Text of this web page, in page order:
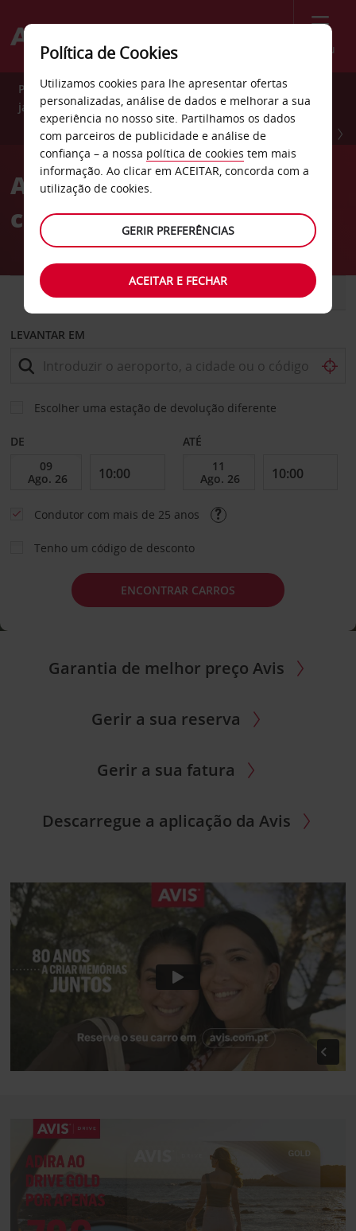
Menu
Poupe 10% durante todo o ano com Avis Preferred. Adira
já GRATUITAMENTE.
Alugue carros com toda a
confiança
LEVANTAR EM
Escolher uma estação de devolução diferente
DE ATÉ
Condutor com mais de 25 anos
Tenho um código de desconto
ENCONTRAR CARROS
Garantia de melhor preço Avis
Gerir a sua reserva
Gerir a sua fatura
Descarregue a aplicação da Avis
Política de Cookies
Utilizamos cookies para lhe apresentar ofertas
personalizadas, análise de dados e melhorar a sua
experiência no nosso site. Partilhamos os dados
com parceiros de publicidade e análise de
confiança – a nossa política de cookies tem mais
informação. Ao clicar em ACEITAR, concorda com a
utilização de cookies.
GERIR PREFERÊNCIAS
ACEITAR E FECHAR